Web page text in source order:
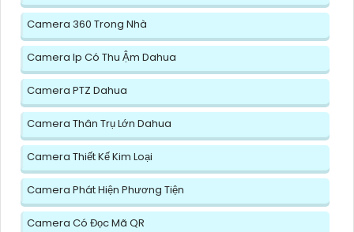
Camera 360 Trong Nhà
Camera Ip Có Thu Ậm Dahua
Camera PTZ Dahua
Camera Thân Trụ Lớn Dahua
Camera Thiết Kế Kim Loại
Camera Phát Hiện Phương Tiện
Camera Có Đọc Mã QR